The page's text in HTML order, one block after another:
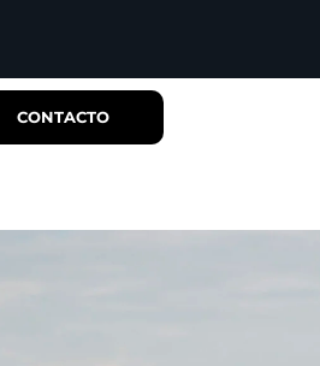
CONTACTO